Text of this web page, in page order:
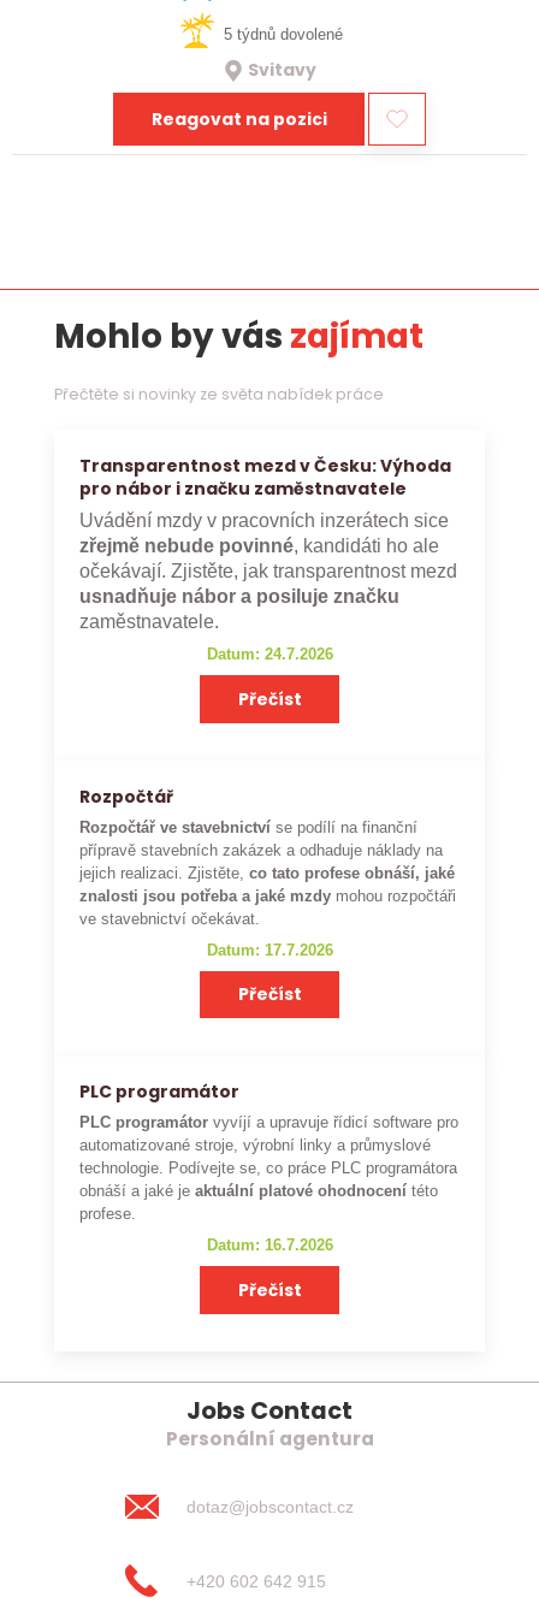
5 týdnů dovolené
Svitavy
Reagovat na pozici
Mohlo by vás zajímat
Přečtěte si novinky ze světa nabídek práce
Transparentnost mezd v Česku: Výhoda
pro nábor i značku zaměstnavatele
Uvádění mzdy v pracovních inzerátech sice
zřejmě nebude povinné, kandidáti ho ale
očekávají. Zjistěte, jak transparentnost mezd
usnadňuje nábor a posiluje značku
zaměstnavatele.
Datum: 24.7.2026
Přečíst
Rozpočtář
Rozpočtář ve stavebnictví se podílí na finanční
přípravě stavebních zakázek a odhaduje náklady na
jejich realizaci. Zjistěte,co tato profese obnáší, jaké
znalosti jsou potřeba a jaké mzdy mohou rozpočtáři
ve stavebnictví očekávat.
Datum: 17.7.2026
Přečíst
PLC programátor
PLC programátor vyvíjí a upravuje řídicí software pro
automatizované stroje, výrobní linky a průmyslové
technologie. Podívejte se, co práce PLC programátora
obnáší a jaké je aktuální platové ohodnocení této
profese.
Datum: 16.7.2026
Přečíst
Jobs Contact
Personální agentura
dotaz@jobscontact.cz
+420 602 642 915